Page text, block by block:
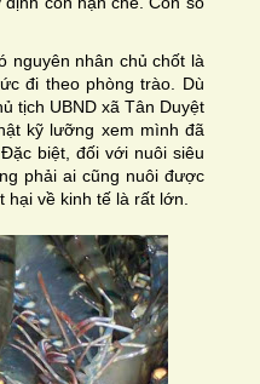
nguyên nhân chủ chốt là
đi theo phòng trào. Dù
tịch UBND xã Tân Duyệt
kỹ lưỡng xem mình đã
biệt, đối với nuôi siêu
phải ai cũng nuôi được
hại về kinh tế là rất lớn.